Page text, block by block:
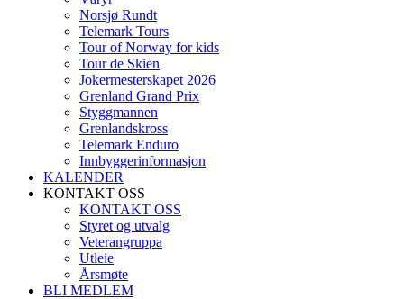
Norsjø Rundt
Telemark Tours
Tour of Norway for kids
Tour de Skien
Jokermesterskapet 2026
Grenland Grand Prix
Styggmannen
Grenlandskross
Telemark Enduro
Innbyggerinformasjon
KALENDER
KONTAKT OSS
KONTAKT OSS
Styret og utvalg
Veterangruppa
Utleie
Årsmøte
BLI MEDLEM